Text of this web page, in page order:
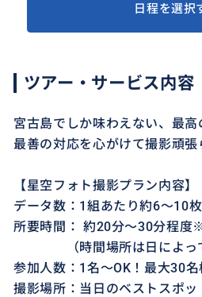
日程を選択
ツアー・サービス内容
宮古島でしか味わえない、最高
最善の対応を心がけて撮影頑張
【星空フォト撮影プラン内容】
データ数：1組あたり約6～10
所要時間： 約20分〜30分程度
（時間場所は日によって
参加人数：1名～OK！最大30名
撮影場所：当日のベストスポッ